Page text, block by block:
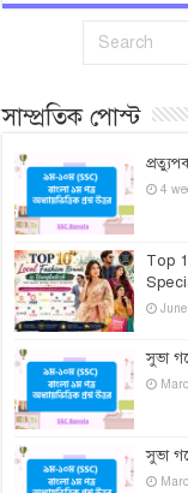
সাম্প্রতিক পোস্ট
4
Top
সুভা
সুভা